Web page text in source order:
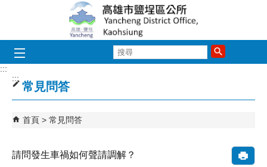
跳到主要內容區塊
尋
:::
:::
常見問答
首頁 常見問答
請問發生車禍如何聲請調解？